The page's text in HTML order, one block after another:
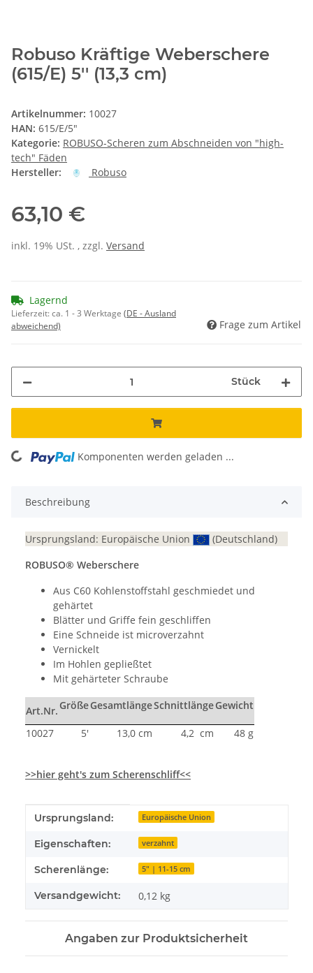
Robuso Kräftige Weberschere
(615/E) 5'' (13,3 cm)
Artikelnummer: 10027
HAN: 615/E/5"
Kategorie: ROBUSO-Scheren zum Abschneiden von "high-
tech" Fäden
Hersteller:
Robuso
63,10 €
inkl. 19% USt. , zzgl. Versand
Lagernd
Lieferzeit:ca. 1 - 3 Werktage (DE - Ausland
abweichend)
Frage zum Artikel
Stück
Loading... Komponenten werden geladen ...
Beschreibung
Ursprungsland: Europäische Union
(Deutschland)
ROBUSO® Weberschere
Aus C60 Kohlenstoffstahl geschmiedet und
gehärtet
Blätter und Griffe fein geschliffen
Eine Schneide ist microverzahnt
Vernickelt
Im Hohlen gepließtet
Mit gehärteter Schraube
Art.Nr. GrößeGesamtlängeSchnittlängeGewicht
10027 5' 13,0 cm 4,2 cm 48 g
>>hier geht's zum Scherenschliff<<
Produkteigenschaft
Wert
Ursprungsland: Europäische Union
Eigenschaften: verzahnt
Scherenlänge: 5" | 11-15 cm
Versandgewicht: 0,12 kg
Angaben zur Produktsicherheit